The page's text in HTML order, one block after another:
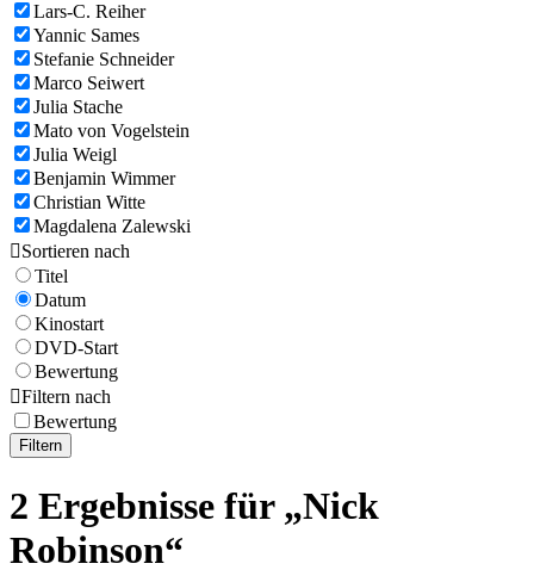
Lars-C. Reiher
Yannic Sames
Stefanie Schneider
Marco Seiwert
Julia Stache
Mato von Vogelstein
Julia Weigl
Benjamin Wimmer
Christian Witte
Magdalena Zalewski
Sortieren nach
Titel
Datum
Kinostart
DVD-Start
Bewertung
Filtern nach
Bewertung
Filtern
2 Ergebnisse für „Nick
Robinson“